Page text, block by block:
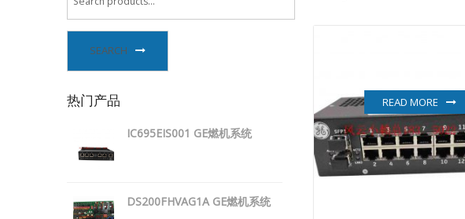
SEARCH
热门产品
IC695EIS001 GE燃机系统
DS200FHVAG1A GE燃机系统
READ MORE